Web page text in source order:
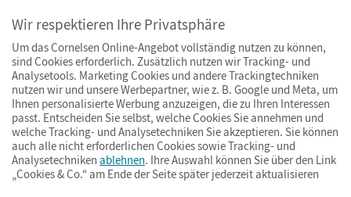
ImpressumAGBDatenschutzBarrierefreiheitCookies & Co.
Wir respektieren Ihre Privatsphäre
Um das Cornelsen Online-Angebot vollständig nutzen zu können,
sind Cookies erforderlich. Zusätzlich nutzen wir Tracking- und
Analysetools. Marketing Cookies und andere Trackingtechniken
nutzen wir und unsere Werbepartner, wie z. B. Google und Meta, um
Ihnen personalisierte Werbung anzuzeigen, die zu Ihren Interessen
passt. Entscheiden Sie selbst, welche Cookies Sie annehmen und
welche Tracking- und Analysetechniken Sie akzeptieren. Sie können
auch alle nicht erforderlichen Cookies sowie Tracking- und
Analysetechniken ablehnen. Ihre Auswahl können Sie über den Link
„Cookies & Co.“ am Ende der Seite später jederzeit aktualisieren